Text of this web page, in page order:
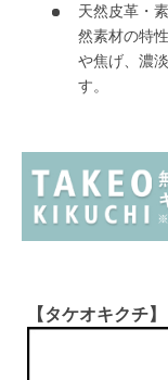
天然皮革・
然素材の特
や焦げ、濃
す。
【タケオキクチ】